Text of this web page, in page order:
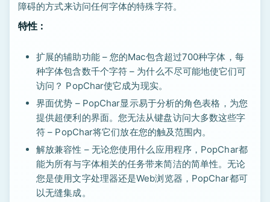
障碍的方式来访问任何字体的特殊字符。
特性：
扩展的辅助功能 – 您的Mac包含超过700种字体，每
种字体包含数千个字符 – 为什么不尽可能地使它们可
访问？ PopChar使它成为现实。
界面优势 – PopChar显示易于分析的角色表格，为您
提供超便利的界面。您无法从键盘访问大多数这些字
符 – PopChar将它们放在您的触及范围内。
解放兼容性 – 无论您使用什么应用程序，PopChar都
能为所有与字体相关的任务带来简洁的简单性。无论
您是使用文字处理器还是Web浏览器，PopChar都可
以无缝集成。